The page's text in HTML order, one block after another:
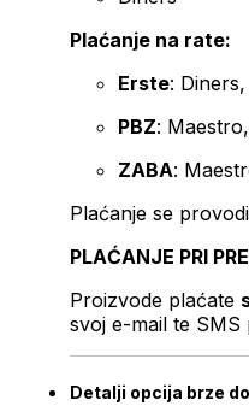
Plaćanje na rate:
Erste:
PBZ:
ZABA:
Plaćanje se
PLAĆANJE PRI
Proizvode plaćate
svoj e-mail te
Detalji opcija brze